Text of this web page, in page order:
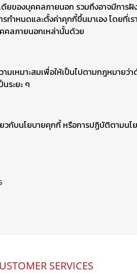
ดียของบุคคลภายนอก รวมถึงอาจมีการ
กำหนดและตั้งค่าคุกกี้ขึ้นมาเอง โดยที่
คลภายนอกเหล่านั้นด้วย
เหมาะสมเพื่อให้เป็นไปตามกฎหมาย
ระยะ ๆ
ยวกับนโยบายคุกกี้ หรือการปฏิบัติตาม
SERVICES